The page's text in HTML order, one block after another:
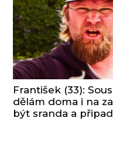
František (33):
dělám doma i na
být sranda a